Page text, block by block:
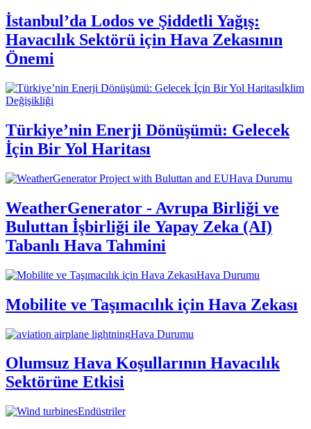
İstanbul’da Lodos ve Şiddetli Yağış:
Havacılık Sektörü için Hava Zekasının
Önemi
İklim
Değişikliği
Türkiye’nin Enerji Dönüşümü: Gelecek
İçin Bir Yol Haritası
Hava Durumu
WeatherGenerator - Avrupa Birliği ve
Buluttan İşbirliği ile Yapay Zeka (AI)
Tabanlı Hava Tahmini
Hava Durumu
Mobilite ve Taşımacılık için Hava Zekası
Hava Durumu
Olumsuz Hava Koşullarının Havacılık
Sektörüne Etkisi
Endüstriler